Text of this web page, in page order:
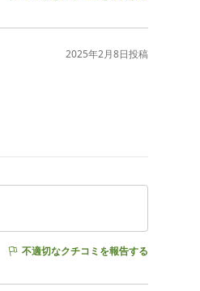
2025年2月8日投稿
不適切なクチコミを報告する